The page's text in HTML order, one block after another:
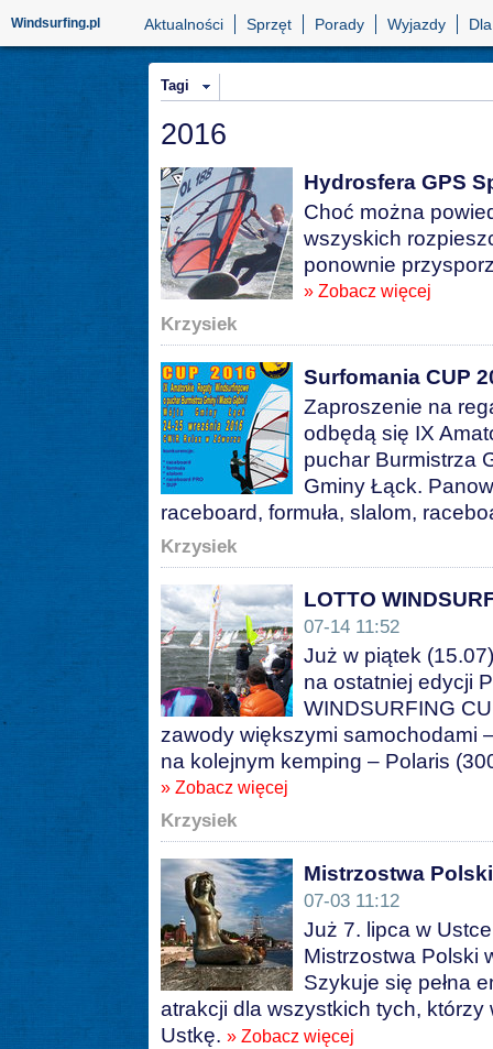
Windsurfing.pl Aktualności Sprzęt Porady Wyjazdy
Tagi
2016
Hydrosfera GPS
Choć można
wszyskich
ponownie
» Zobacz więcej
Krzysiek
Surfomania CUP
Zaproszenie na
odbędą się IX
puchar Burmistrza
Gminy Łąck.
raceboard, formuła, slalom,
Krzysiek
LOTTO
07-14 11:52
Już w piątek
na ostatniej edycji
WINDSURFING
zawody większymi samochodami
na kolejnym kemping – Polaris
» Zobacz więcej
Krzysiek
Mistrzostwa
07-03 11:12
Już 7. lipca w
Mistrzostwa Polski
Szykuje się pełna
atrakcji dla wszystkich tych,
Ustkę. » Zobacz więcej